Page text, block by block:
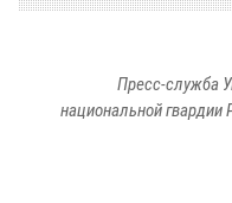
Пресс-служба
национальной